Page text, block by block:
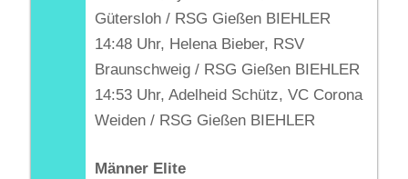
Gütersloh / RSG Gießen BIEHLER
14:48 Uhr, Helena Bieber, RSV
Braunschweig / RSG Gießen BIEHLER
14:53 Uhr, Adelheid Schütz, VC Corona
Weiden / RSG Gießen BIEHLER
Männer Elite